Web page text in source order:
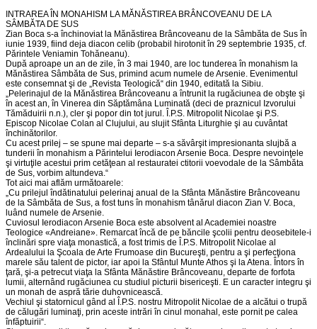
INTRAREA ÎN MONAHISM LA MĂNĂSTIREA BRÂNCOVEANU DE LA
SÂMBĂTA DE SUS
Zian Boca s-a închinoviat la Mănăstirea Brâncoveanu de la Sâmbăta de Sus în
iunie 1939, fiind deja diacon celib (probabil hirotonit în 29 septembrie 1935, cf.
Părintele Veniamin Tohăneanu).
După aproape un an de zile, în 3 mai 1940, are loc tunderea în monahism la
Mănăstirea Sâmbăta de Sus, primind acum numele de Arsenie. Evenimentul
este consemnat şi de „Revista Teologică“ din 1940, editată la Sibiu.
„Pelerinajul de la Mănăstirea Brâncoveanu a întrunit la rugăciunea de obşte şi
în acest an, în Vinerea din Săptămâna Luminată (deci de praznicul Izvorului
Tămăduirii n.n.), cler şi popor din tot jurul. Î.P.S. Mitropolit Nicolae şi P.S.
Episcop Nicolae Colan al Clujului, au slujit Sfânta Liturghie şi au cuvântat
închinătorilor.
Cu acest prilej – se spune mai departe – s-a săvârşit impresionanta slujbă a
tunderii în monahism a Părintelui Ierodiacon Arsenie Boca. Despre nevoinţele
şi virtuţile acestui prim cetăţean al restauratei ctitorii voevodale de la Sâmbăta
de Sus, vorbim altundeva.“
Tot aici mai aflăm următoarele:
„Cu prilejul îndătinatului pelerinaj anual de la Sfânta Mănăstire Brâncoveanu
de la Sâmbăta de Sus, a fost tuns în monahism tânărul diacon Zian V. Boca,
luând numele de Arsenie.
Cuviosul Ierodiacon Arsenie Boca este absolvent al Academiei noastre
Teologice «Andreiane». Remarcat încă de pe băncile şcolii pentru deosebitele-i
înclinări spre viaţa monastică, a fost trimis de Î.P.S. Mitropolit Nicolae al
Ardealului la Şcoala de Arte Frumoase din Bucureşti, pentru a şi perfecţiona
marele său talent de pictor, iar apoi la Sfântul Munte Athos şi la Atena. Întors în
ţară, şi-a petrecut viaţa la Sfânta Mănăstire Brâncoveanu, departe de forfota
lumii, alternând rugăciunea cu studiul picturii bisericeşti. E un caracter integru şi
un monah de aspră tărie duhovnicească.
Vechiul şi statornicul gând al Î.P.S. nostru Mitropolit Nicolae de a alcătui o trupă
de călugări luminaţi, prin aceste intrări în cinul monahal, este pornit pe calea
înfăptuirii“.